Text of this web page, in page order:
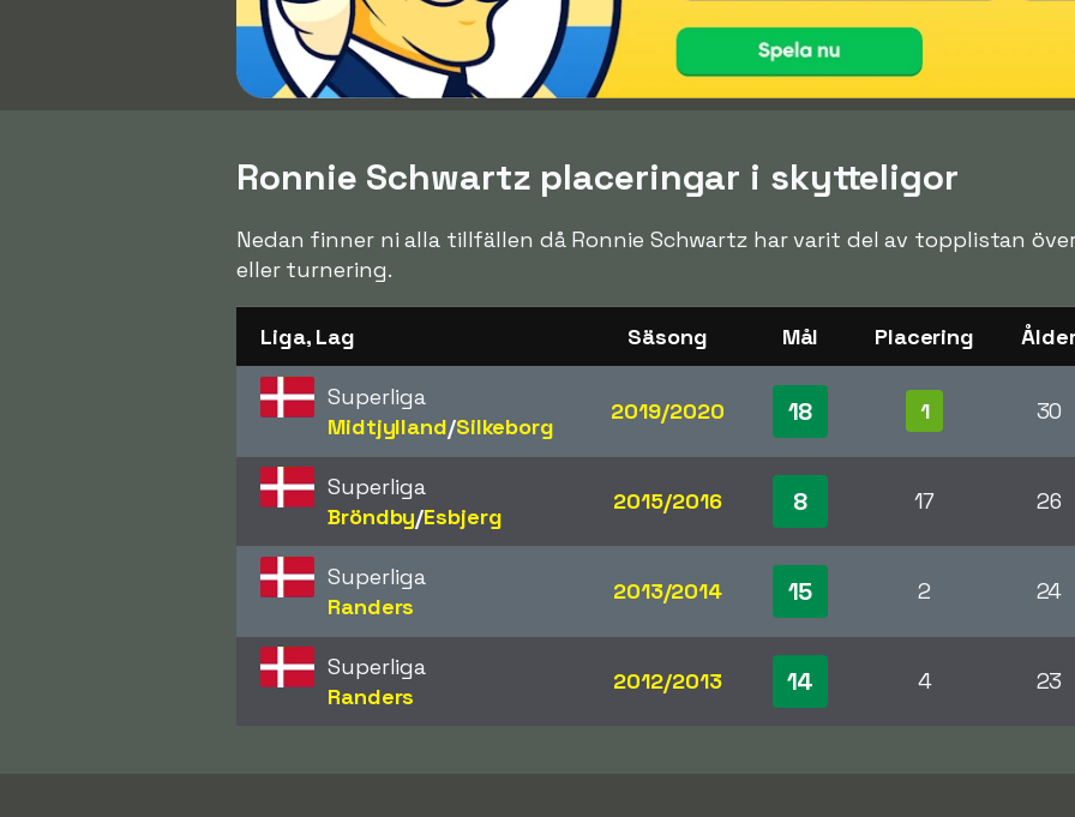
Ronnie Schwartz placeringar i skytteligor
Nedan finner ni alla tillfällen då Ronnie Schwartz har varit del av topplistan
eller turnering.
Liga, Lag Säsong Mål Placering
Superliga
Midtjylland/​Silkeborg
2019/2020 18 1 30
Superliga
Bröndby/​Esbjerg
2015/2016 8 17 26
Superliga
Randers
2013/2014 15 2 24
Superliga
Randers
2012/2013 14 4 23